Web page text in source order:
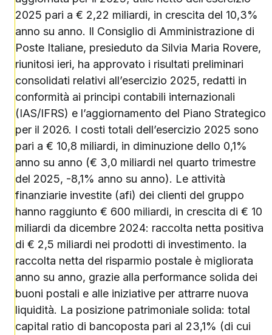
2025 pari a € 2,22 miliardi, in crescita del 10,3%
anno su anno. Il Consiglio di Amministrazione di
Poste Italiane, presieduto da Silvia Maria Rovere,
riunitosi ieri, ha approvato i risultati preliminari
consolidati relativi all’esercizio 2025, redatti in
conformità ai principi contabili internazionali
(IAS/IFRS) e l’aggiornamento del Piano Strategico
per il 2026. I costi totali dell’esercizio 2025 sono
pari a € 10,8 miliardi, in diminuzione dello 0,1%
anno su anno (€ 3,0 miliardi nel quarto trimestre
del 2025, -8,1% anno su anno). Le attività
finanziarie investite (afi) dei clienti del gruppo
hanno raggiunto € 600 miliardi, in crescita di € 10
miliardi da dicembre 2024: raccolta netta positiva
di € 2,5 miliardi nei prodotti di investimento. la
raccolta netta del risparmio postale è migliorata
anno su anno, grazie alla performance solida dei
buoni postali e alle iniziative per attrarre nuova
liquidità. La posizione patrimoniale solida: total
capital ratio di bancoposta pari al 23,1% (di cui